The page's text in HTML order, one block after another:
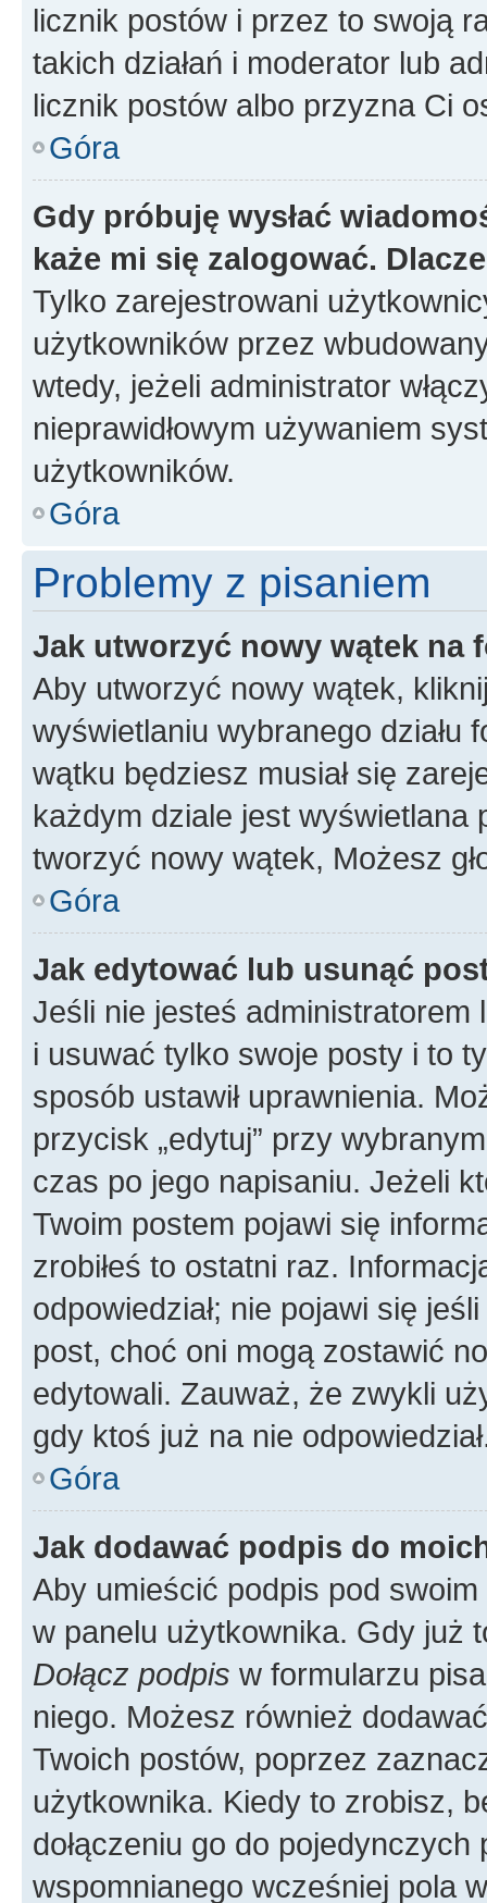
licznik postów i przez to swoją
takich działań i moderator lub
licznik postów albo przyzna Ci
Góra
Gdy próbuję wysłać
każe mi się zalogować.
Tylko zarejestrowani
użytkowników przez
wtedy, jeżeli administrator
nieprawidłowym używaniem
użytkowników.
Góra
Problemy z pisaniem
Jak utworzyć nowy wątek na
Aby utworzyć nowy wątek,
wyświetlaniu wybranego działu
wątku będziesz musiał się
każdym dziale jest wyświetlana
tworzyć nowy wątek, Możesz
Góra
Jak edytować lub usunąć
Jeśli nie jesteś
i usuwać tylko swoje posty i to
sposób ustawił uprawnienia.
przycisk „edytuj” przy
czas po jego napisaniu. Jeżeli
Twoim postem pojawi się
zrobiłeś to ostatni raz.
odpowiedział; nie pojawi się
post, choć oni mogą zostawić
edytowali. Zauważ, że zwykli
gdy ktoś już na nie
Góra
Jak dodawać podpis do
Aby umieścić podpis pod
w panelu użytkownika. Gdy już
Dołącz podpis w formularzu
niego. Możesz również
Twoich postów, poprzez
użytkownika. Kiedy to zrobisz,
dołączeniu go do
wspomnianego wcześniej pola